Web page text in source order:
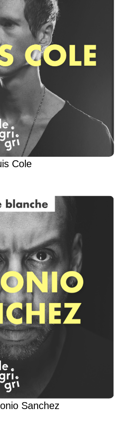
Cole
Sanchez